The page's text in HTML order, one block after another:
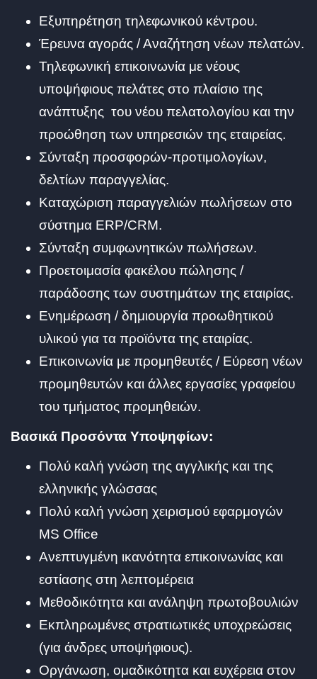
Εξυπηρέτηση τηλεφωνικού κέντρου.
Έρευνα αγοράς / Αναζήτηση νέων πελατών.
Τηλεφωνική επικοινωνία με νέους
υποψήφιους πελάτες στο πλαίσιο της
ανάπτυξης του νέου πελατολογίου και την
προώθηση των υπηρεσιών της εταιρείας.
Σύνταξη προσφορών-προτιμολογίων,
δελτίων παραγγελίας.
Καταχώριση παραγγελιών πωλήσεων στο
σύστημα ERP/CRM.
Σύνταξη συμφωνητικών πωλήσεων.
Προετοιμασία φακέλου πώλησης /
παράδοσης των συστημάτων της εταιρίας.
Ενημέρωση / δημιουργία προωθητικού
υλικού για τα προϊόντα της εταιρίας.
Επικοινωνία με προμηθευτές / Εύρεση νέων
προμηθευτών και άλλες εργασίες γραφείου
του τμήματος προμηθειών.
Βασικά Προσόντα Υποψηφίων:
Πολύ καλή γνώση της αγγλικής και της
ελληνικής γλώσσας
Πολύ καλή γνώση χειρισμού εφαρμογών
MS Office
Ανεπτυγμένη ικανότητα επικοινωνίας και
εστίασης στη λεπτομέρεια
Μεθοδικότητα και ανάληψη πρωτοβουλιών
Εκπληρωμένες στρατιωτικές υποχρεώσεις
(για άνδρες υποψήφιους).
Οργάνωση, ομαδικότητα και ευχέρεια στον